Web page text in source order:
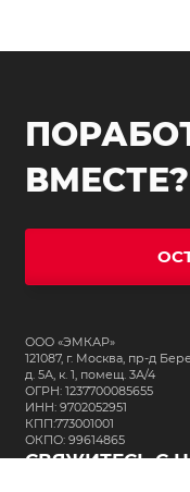
ВМЕСТЕ?
ООО «ЭМКАР»
121087, г. Москва, пр-д
д. 5А, к. 1, помещ. 3А/4
ОГРН: 1237700085655
ИНН: 9702052951
КПП:773001001
ОКПО: 99614865
СВЯЖИТЕСЬ С